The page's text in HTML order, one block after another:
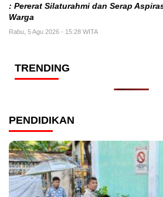
: Pererat Silaturahmi dan Serap
Warga
Rabu, 5 Agu 2026 - 15:28 WITA
TRENDING
PENDIDIKAN